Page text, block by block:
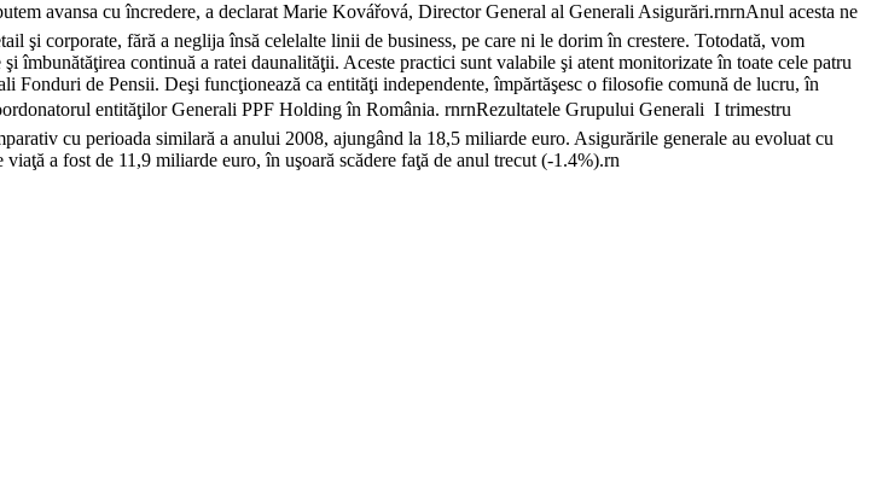
avansa cu încredere, a declarat Marie Kovářová, Director General al Generali Asigurări.rnrnAnul acesta ne
şi corporate, fără a neglija însă celelalte linii de business, pe care ni le dorim în crestere. Totodată, vom
îmbunătăţirea continuă a ratei daunalităţii. Aceste practici sunt valabile şi atent monitorizate în toate cele patru
de Pensii. Deşi funcţionează ca entităţi independente, împărtăşesc o filosofie comună de lucru, în
entităţilor Generali PPF Holding în România. rnrnRezultatele Grupului Generali  I trimestru
cu perioada similară a anului 2008, ajungând la 18,5 miliarde euro. Asigurările generale au evoluat cu
a fost de 11,9 miliarde euro, în uşoară scădere faţă de anul trecut (-1.4%).rn